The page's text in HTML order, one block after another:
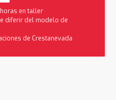
en taller
diferir del modelo de
de Crestanevada